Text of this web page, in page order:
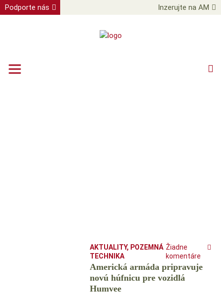
Podporte nás Inzerujte na AM
AKTUALITY, POZEMNÁ
TECHNIKA
Žiadne
komentáre
Americká armáda pripravuje
novú húfnicu pre vozidlá
Humvee